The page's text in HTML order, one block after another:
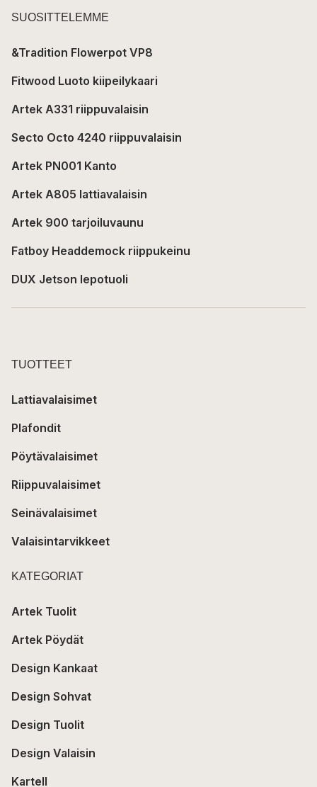
SUOSITTELEMME
&Tradition Flowerpot VP8
Fitwood Luoto kiipeilykaari
Artek A331 riippuvalaisin
Secto Octo 4240 riippuvalaisin
Artek PN001 Kanto
Artek A805 lattiavalaisin
Artek 900 tarjoiluvaunu
Fatboy Headdemock riippukeinu
DUX Jetson lepotuoli
TUOTTEET
Lattiavalaisimet
Plafondit
Pöytävalaisimet
Riippuvalaisimet
Seinävalaisimet
Valaisintarvikkeet
KATEGORIAT
Artek Tuolit
Artek Pöydät
Design Kankaat
Design Sohvat
Design Tuolit
Design Valaisin
Kartell